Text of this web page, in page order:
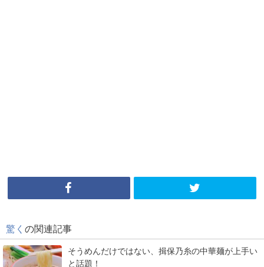
驚く の関連記事
そうめんだけではない、揖保乃糸の中華麺が上手い
と話題！